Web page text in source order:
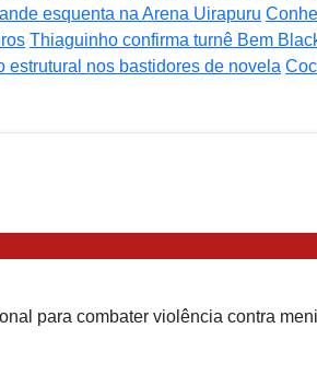
esquenta na Arena Uirapuru
Thiaguinho confirma turnê Bem
estrutural nos bastidores de novela